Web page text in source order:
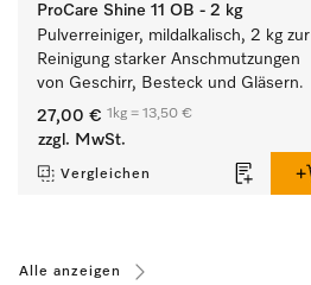
ProCare Shine 11 OB - 2 kg
Pulverreiniger, mildalkalisch, 2 kg zur
Reinigung starker Anschmutzungen
von Geschirr, Besteck und Gläsern.
27,00 € 1kg = 13,50 €
zzgl. MwSt.
Vergleichen
Alle anzeigen